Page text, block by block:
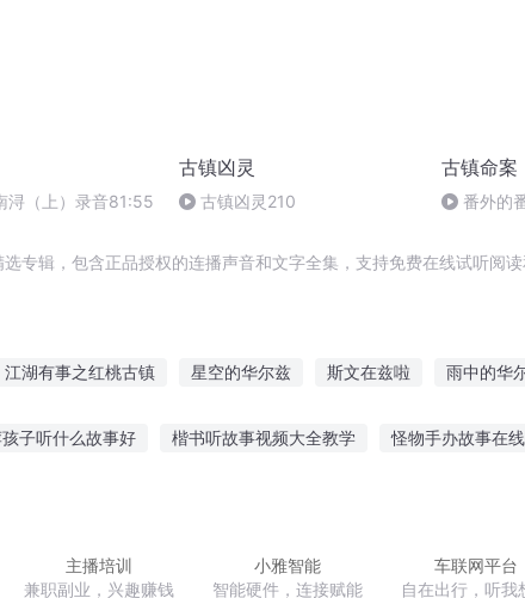
浔（上）录音81:55
古镇凶灵
古镇凶灵210
古镇命案
番外的
专辑，包含正品授权的连播声音和文字全集，支持免费在线试听阅读
江湖有事之红桃古镇 星空的华尔兹 斯文在兹啦 雨中的华
子听什么故事好 楷书听故事视频大全教学 怪物手办故事在
主播培训
兼职副业，兴趣赚钱
小雅智能
智能硬件，连接赋能
车联网平台
自在出行，听我